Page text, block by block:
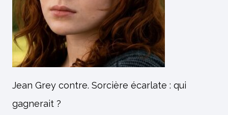
Jean Grey contre. Sorcière écarlate : qui
gagnerait ?